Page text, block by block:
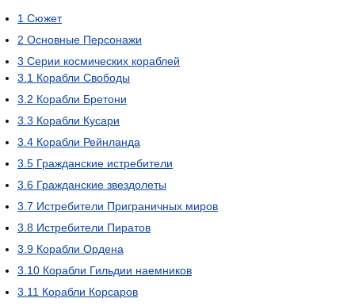
1 Сюжет
2 Основные Персонажи
3 Серии космических кораблей
3.1 Корабли Свободы
3.2 Корабли Бретони
3.3 Корабли Кусари
3.4 Корабли Рейнланда
3.5 Гражданские истребители
3.6 Гражданские звездолеты
3.7 Истребители Приграничных миров
3.8 Истребители Пиратов
3.9 Корабли Ордена
3.10 Корабли Гильдии наемников
3.11 Корабли Корсаров